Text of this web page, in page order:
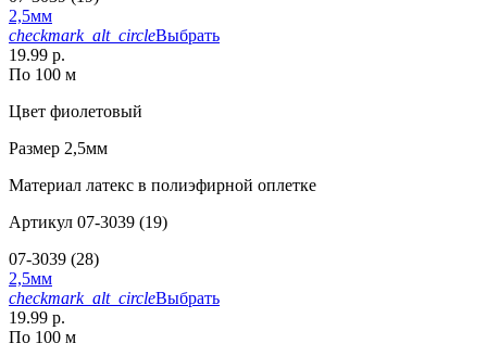
2,5мм
checkmark_alt_circleВыбрать
19.99 р.
По 100 м
Цвет фиолетовый
Размер 2,5мм
Материал латекс в полиэфирной оплетке
Артикул 07-3039 (19)
07-3039 (28)
2,5мм
checkmark_alt_circleВыбрать
19.99 р.
По 100 м